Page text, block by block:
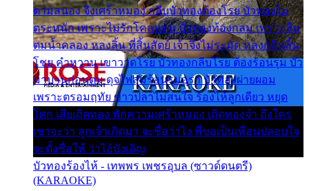
ตามสนอง จึงเศร้าหมอง กลีบบัวทองต้องโรย บัวทองไม่
ตระหนัก เพราะไม่รักโคลนตม บัวทองท้องกลม เพราะลืม
ตมน้ำคลอง หลงลิ้น ที่สิ้นสัตย์ เจ้าจึงไม่ระมัด หลงกลิ่นลิ้น
โชย คำหวาน เขาวาดโรย บัวทองกลีบโรย ต้องร้อนรุม บัว
มาบานก่อนตูม ดุจไฟสุมร้อนรุมอุรา บัวทองผ่ายผอม
เพราะตรอมฤทัย ข้าวปลาไม่สนใจ ร้องไห้ลูกเดียว หยุด
โศก เสียเถิดทอง พักความเศร้าหมอง เถิดทองจ๋า ถึงใคร
เขาจะว่า ลูกเจ้าเกิดมา จะชื่อว่าไง พี่ขอเป็นเพื่อนปลอบใจ
จะตั้งชื่อให้ ว่าไอ้บังเอิญ
บัวทองร้องไห้ - เทพพร เพชรอุบล (ซาวด์ดนตรี)
(KARAOKE)